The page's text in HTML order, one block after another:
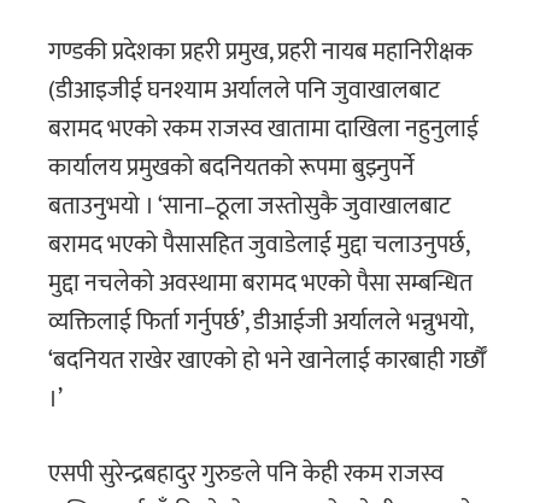
गण्डकी प्रदेशका प्रहरी प्रमुख, प्रहरी नायब महानिरीक्षक
(डीआइजीई घनश्याम अर्यालले पनि जुवाखालबाट
बरामद भएको रकम राजस्व खातामा दाखिला नहुनुलाई
कार्यालय प्रमुखको बदनियतको रूपमा बुझ्नुपर्ने
बताउनुभयो । ‘साना–ठूला जस्तोसुकै जुवाखालबाट
बरामद भएको पैसासहित जुवाडेलाई मुद्दा चलाउनुपर्छ,
मुद्दा नचलेको अवस्थामा बरामद भएको पैसा सम्बन्धित
व्यक्तिलाई फिर्ता गर्नुपर्छ’, डीआईजी अर्यालले भन्नुभयो,
‘बदनियत राखेर खाएको हो भने खानेलाई कारबाही गर्छाैँ
।’
एसपी सुरेन्द्रबहादुर गुरुङले पनि केही रकम राजस्व